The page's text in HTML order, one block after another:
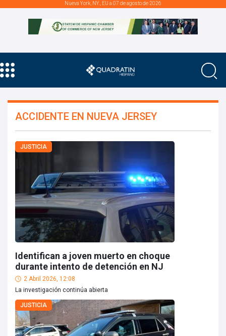
Nueva York, NY., EU a 07 de agosto de 2026
ACCIDENTE EN NUEVA JERSEY
JUSTICIA
Identifican a joven muerto en choque
durante intento de detención en NJ
2 Abril 2026, 12:08
La investigación continúa abierta
JUSTICIA